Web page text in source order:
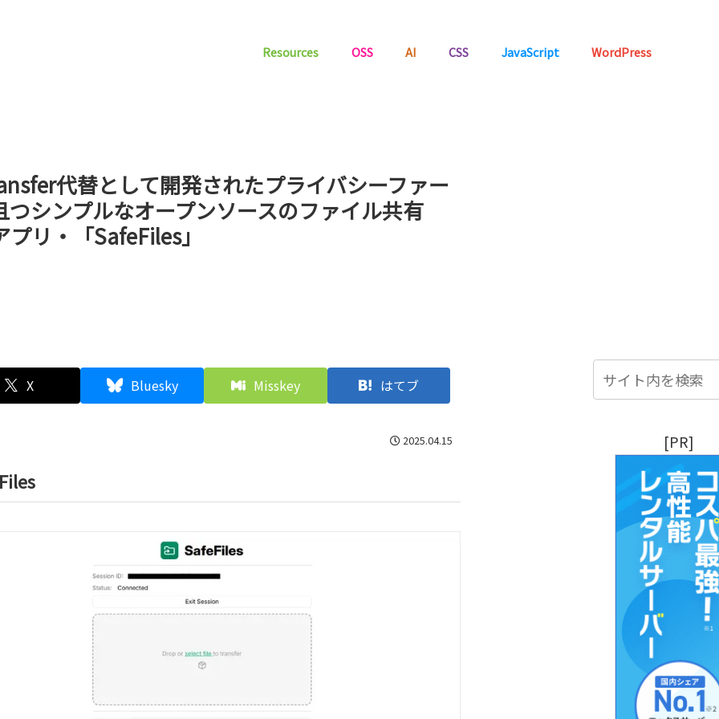
Resources OSS AI CSS JavaScript WordPress
[PR]
代替として開発されたプライバシーファー
つシンプルなオープンソースのファイル共有
プリ・「SafeFiles」
X Bluesky Misskey はてブ
2025.04.15